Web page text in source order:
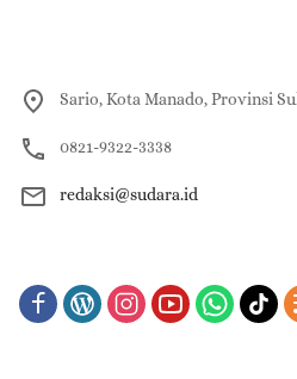
Sario, Kota Manado, Provinsi
0821-9322-3338
redaksi@sudara.id